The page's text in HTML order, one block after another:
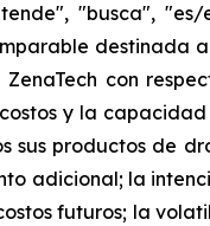
"busca",
destinada
con
y la
productos de
adicional; la
futuros; la